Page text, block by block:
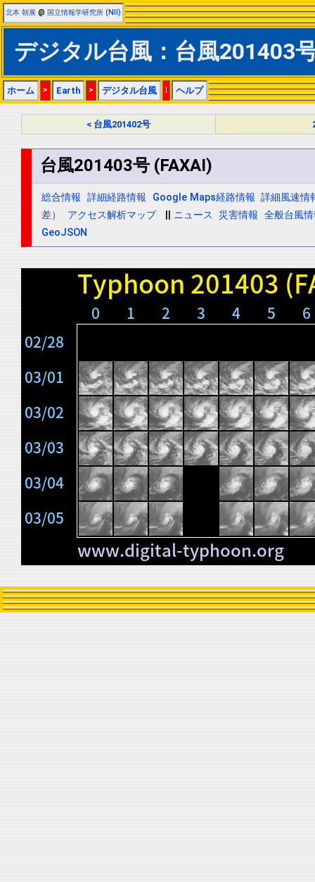
北本 朝展 @ 国立情報学研究所 (NII)
デジタル台風：台風201403
ホーム > Earth > デジタル台風 | ヘルプ
< 台風201402号
台風201403号 (FAXAI)
総合情報 詳細経路情報 Google Maps経路情報 詳細風速情
差）
アクセス解析マップ ニュース 災害情報 全般台風
GeoJSON